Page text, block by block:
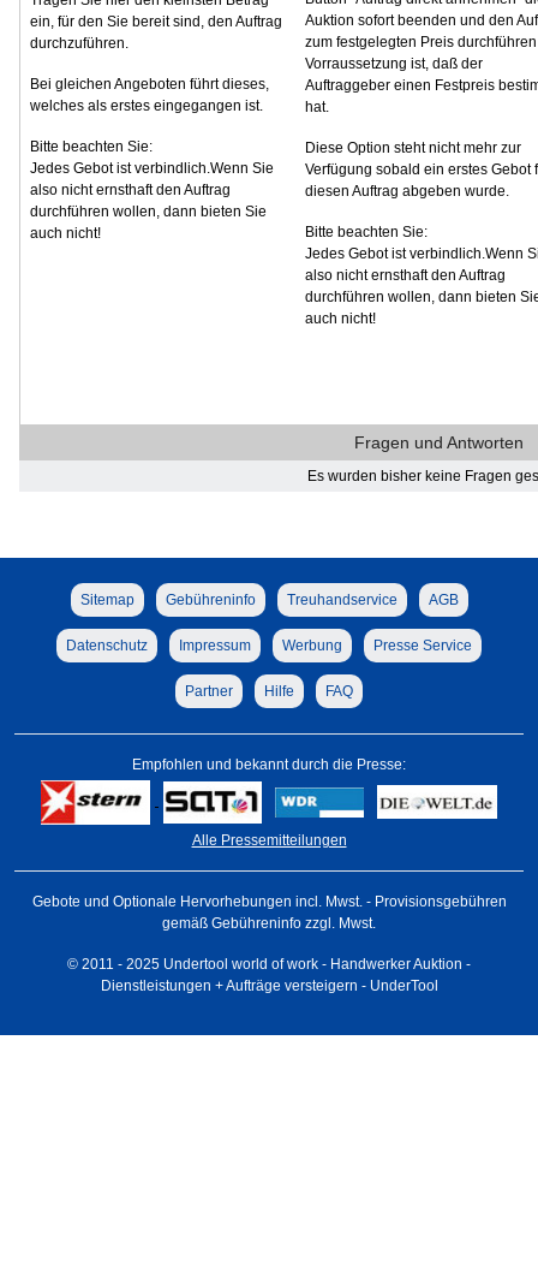
ein, für den Sie bereit sind, den Auftrag
durchzuführen.
Bei gleichen Angeboten führt dieses,
welches als erstes eingegangen ist.
Bitte beachten Sie:
Jedes Gebot ist verbindlich.Wenn Sie
also nicht ernsthaft den Auftrag
durchführen wollen, dann bieten Sie
auch nicht!
Auktion sofort beenden und den
zum festgelegten Preis
Vorraussetzung ist, daß der
Auftraggeber einen Festpreis
hat.
Diese Option steht nicht mehr zur
Verfügung sobald ein erstes Gebot
diesen Auftrag abgeben wurde.
Bitte beachten Sie:
Jedes Gebot ist verbindlich.Wenn
also nicht ernsthaft den Auftrag
durchführen wollen, dann bieten
auch nicht!
Fragen und Antworten
Es wurden bisher keine Fragen
Sitemap Gebühreninfo Treuhandservice AGB
Datenschutz Impressum Werbung Presse Service
Partner Hilfe FAQ
Empfohlen und bekannt durch die Presse:
Alle Pressemitteilungen
Gebote und Optionale Hervorhebungen incl. Mwst. - Provisionsgebühren
gemäß Gebühreninfo zzgl. Mwst.
© 2011 - 2025 Undertool world of work - Handwerker Auktion -
Dienstleistungen + Aufträge versteigern - UnderTool